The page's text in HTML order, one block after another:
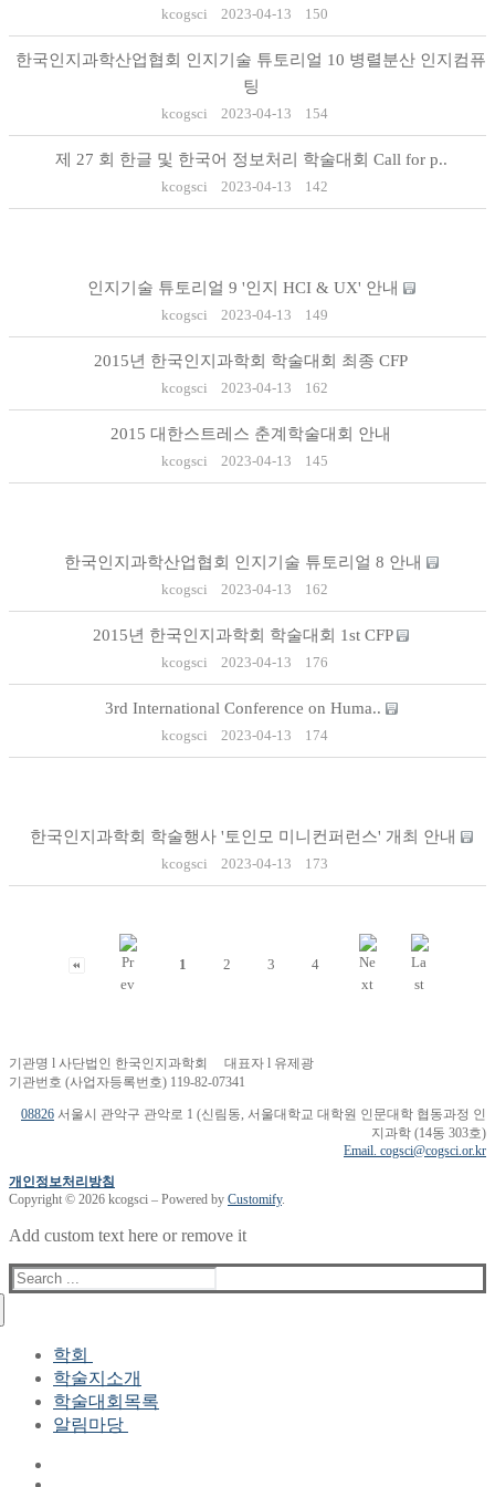
kcogsci 2023-04-13 150
한국인지과학산업협회 인지기술 튜토리얼 10 병렬분산 인지컴퓨
팅
kcogsci 2023-04-13 154
제 27 회 한글 및 한국어 정보처리 학술대회 Call for p..
kcogsci 2023-04-13 142
인지기술 튜토리얼 9 '인지 HCI & UX' 안내
kcogsci 2023-04-13 149
2015년 한국인지과학회 학술대회 최종 CFP
kcogsci 2023-04-13 162
2015 대한스트레스 춘계학술대회 안내
kcogsci 2023-04-13 145
한국인지과학산업협회 인지기술 튜토리얼 8 안내
kcogsci 2023-04-13 162
2015년 한국인지과학회 학술대회 1st CFP
kcogsci 2023-04-13 176
3rd International Conference on Huma..
kcogsci 2023-04-13 174
한국인지과학회 학술행사 '토인모 미니컨퍼런스' 개최 안내
kcogsci 2023-04-13 173
1 2 3 4
기관명 l 사단법인 한국인지과학회 대표자 l 유제광
기관번호 (사업자등록번호) 119-82-07341
08826 서울시 관악구 관악로 1 (신림동, 서울대학교 대학원 인문대학 협동과정 인
지과학 (14동 303호)
Email. cogsci@cogsci.or.kr
개인정보처리방침
Copyright © 2026 kcogsci – Powered by Customify.
Add custom text here or remove it
Search
for:
학회
학회장 인사말
현 임원진
역대 임원진
학술지소개
학술대회목록
알림마당